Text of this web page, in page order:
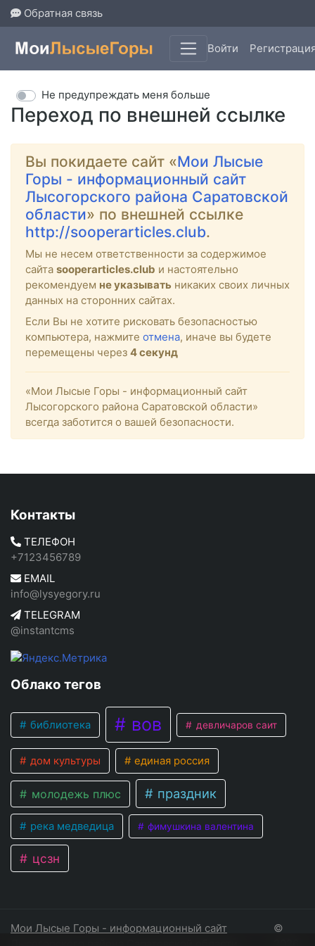
Обратная связь
Войти
Переход по внешней ссылке
Не предупреждать меня больше
Вы покидаете сайт «Мои Лысые
Горы - информационный сайт
Лысогорского района Саратовской
области» по внешней ссылке
http://sooperarticles.club.
Мы не несем ответственности за содержимое
сайта sooperarticles.club и настоятельно
рекомендуем не указывать никаких своих личных
данных на сторонних сайтах.
Если Вы не хотите рисковать безопасностью
компьютера, нажмите отмена, иначе вы будете
перемещены через 4секунд
«Мои Лысые Горы - информационный сайт
Лысогорского района Саратовской области»
всегда заботится о вашей безопасности.
Контакты
ТЕЛЕФОН
+7123456789
EMAIL
info@lysyegory.ru
TELEGRAM
@instantcms
Облако тегов
библиотека вов девличаров саит
дом культуры единая россия
молодежь плюс праздник
река медведица фимушкина валентина
цсзн
Мои Лысые Горы - информационный сайт
©